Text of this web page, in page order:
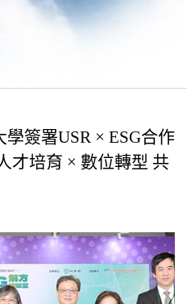
簽署USR × ESG合作
才培育 × 數位轉型 共